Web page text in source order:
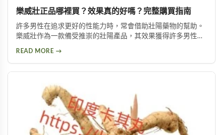
樂威壯正品哪裡買？效果真的好嗎？完整購買指南
許多男性在追求更好的性能力時，常會借助壯陽藥物的幫助。
樂威壯作為一款備受推崇的壯陽產品，其效果獲得許多男性朋
READ MORE →